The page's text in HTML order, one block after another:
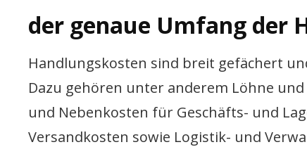
der genaue Umfang der
Handlungskosten sind breit gefächert
Dazu gehören unter anderem Löhne
und Nebenkosten für Geschäfts- und
Versandkosten sowie Logistik- und